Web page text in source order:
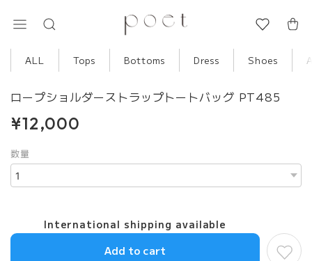
ALL Tops Bottoms Dress Shoes
ロープショルダーストラップトートバッグ PT485
¥12,000
数量
International shipping available
Add to cart